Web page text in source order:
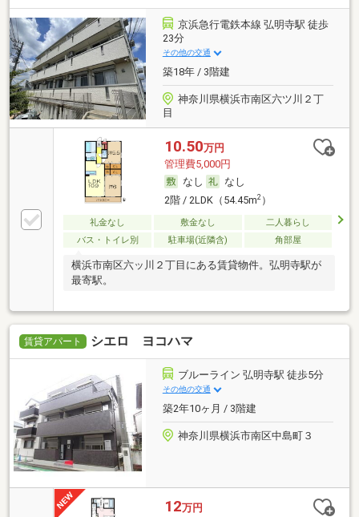
京浜急行電鉄本線 弘明寺駅 徒歩
23分
その他の交通
築18年 / 3階建
神奈川県横浜市南区六ツ川２丁
目
10.50万円
管理費5,000円
なし
なし
2階 / 2LDK（54.45m2）
礼金なし 敷金なし
二人暮らし
バス・トイレ別
駐車場(近隣含) 角部屋
横浜市南区六ッ川２丁目にある賃貸物件。弘明寺駅が
最寄駅。
賃貸アパート シエロ ヨコハマ
ブルーライン 弘明寺駅 徒歩5分
その他の交通
築2年10ヶ月 / 3階建
神奈川県横浜市南区中島町３
12万円